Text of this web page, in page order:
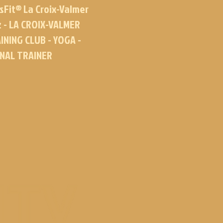
La Croix-Valmer
CROIX-VALMER
CLUB - YOGA -
TRAINER